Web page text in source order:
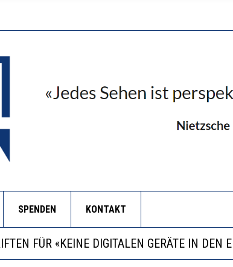
SPENDEN KONTAKT
IM SCHULWESEN
UND WILL WISSEN, WAS ALL DIE